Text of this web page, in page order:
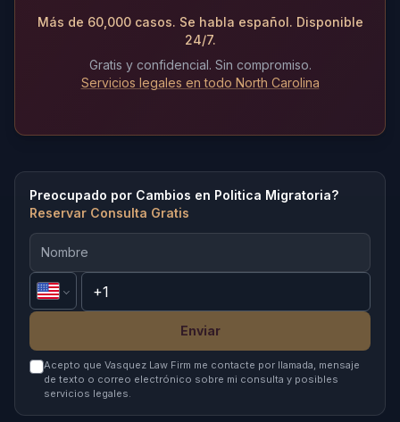
Más de 60,000 casos. Se habla español. Disponible
24/7.
Gratis y confidencial. Sin compromiso.
Servicios legales en todo North Carolina
Preocupado por Cambios en Politica Migratoria?
Reservar Consulta Gratis
Enviar
Acepto que Vasquez Law Firm me contacte por llamada, mensaje
de texto o correo electrónico sobre mi consulta y posibles
servicios legales.